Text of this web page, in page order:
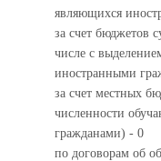
являющихся
за счет бюджетов
числе с
иностранными
за счет местных
численности
гражданами) - 0
по договорам об